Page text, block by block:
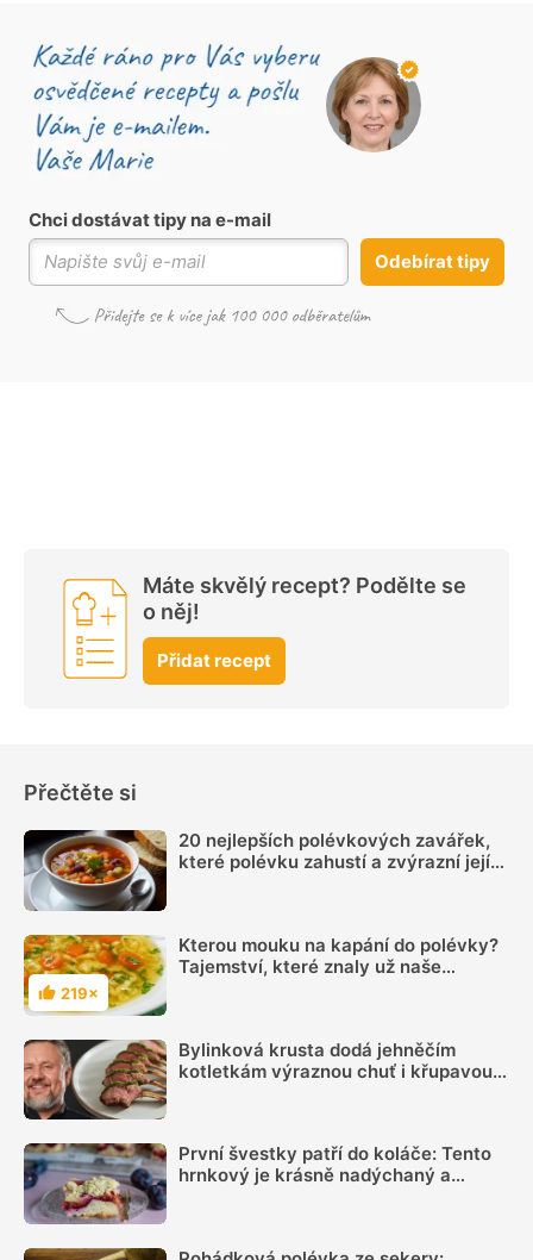
Chci dostávat tipy na e-mail
Odebírat tipy
Máte skvělý recept? Podělte se
o něj!
Přidat recept
Přečtěte si
20 nejlepších polévkových zavářek,
které polévku zahustí a zvýrazní její
Hodnocení
219×
Kterou mouku na kapání do polévky?
Tajemství, které znaly už naše
Bylinková krusta dodá jehněčím
kotletkám výraznou chuť i křupavou
První švestky patří do koláče: Tento
hrnkový je krásně nadýchaný a